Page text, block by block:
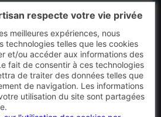
et extérieur 23
volet 23
respecte votre vie privée
meilleures expériences, nous
technologies telles que les cookies
et/ou accéder aux informations des
fait de consentir à ces technologies
de traiter des données telles que
de navigation. Les informations
utilisation du site sont partagées